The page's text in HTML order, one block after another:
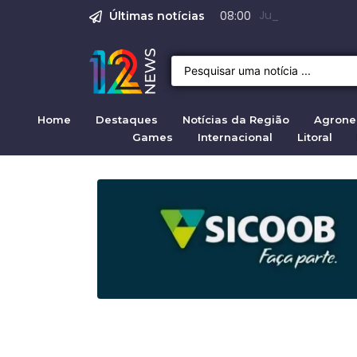
Últimas notícias 07:00 Justiça de SP
Emprego em
Empregos em
Crise migratória
Projeto de Lei
Home Destaques Notícias da Região
Games
Internacional Litoral